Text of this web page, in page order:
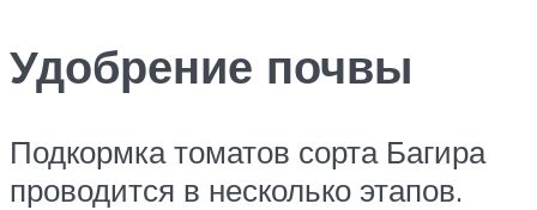
Удобрение почвы
Подкормка томатов сорта Багира
проводится в несколько этапов.